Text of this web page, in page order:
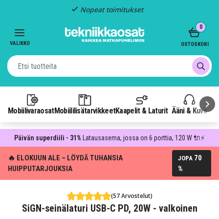
Nopeat toimitukset
VALIKKO
MobiilivaraosatMobiililisätarvikkeetKaapelit & Laturit Ääni & Kuva
0
OSTOSKORI
Päivän superdiili - 31% Latausasema, jossa on 6 porttia, 120 W 🔌⚡
🔥 ELOKUUN ALE – LÖYDÄ TUHANSIA
HUIPPUTARJOUKSIA
JOPA 70
%
(57 Arvostelut)
SiGN-seinälaturi USB-C PD, 20W - valkoinen